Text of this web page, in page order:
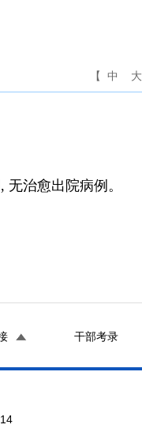
【 中 大
治愈出院病例。
干部考录